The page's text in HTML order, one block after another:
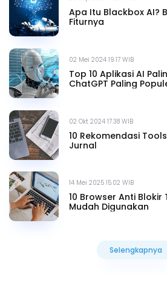
Apa Itu Blackbox AI?
Fiturnya
02 Mei 2024 19.17 WIB
Top 10 Aplikasi AI
ChatGPT Paling
02 Okt 2024 17.38 WIB
10 Rekomendasi
Jurnal
14 Mei 2025 15.02 WIB
10 Browser Anti Blokir
Mudah Digunakan
Selengkapnya